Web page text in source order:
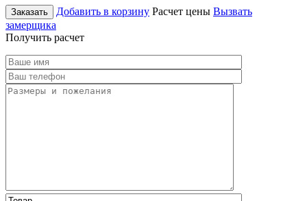
Заказать Добавить в корзину Расчет цены Вызвать
замерщика
Получить расчет